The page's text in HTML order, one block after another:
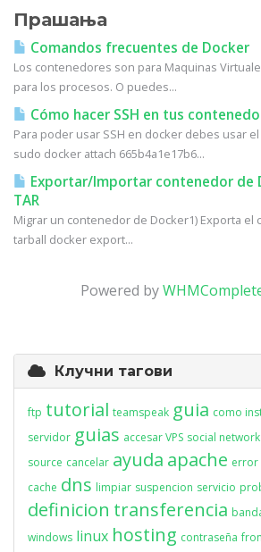
Прашања
Comandos frecuentes de Docker
Los contenedores son para Maquinas
para los procesos. O puedes...
Cómo hacer SSH en tus
Para poder usar SSH en docker debes usar
sudo docker attach 665b4a1e17b6...
Exportar/Importar contenedor de
TAR
Migrar un contenedor de Docker1) Exporta el
tarball docker export...
Powered by
Клучни тагови
ftp tutorial teamspeak guia como
servidor guias accesar VPS social network
source cancelar ayuda apache error
cache dns limpiar suspencion servicio
definicion transferencia
windows linux hosting contraseña